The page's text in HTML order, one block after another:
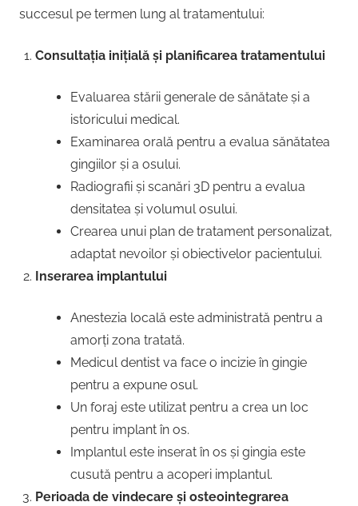
succesul pe termen lung al tratamentului:
Consultația inițială și planificarea tratamentului
Evaluarea stării generale de sănătate și a
istoricului medical.
Examinarea orală pentru a evalua sănătatea
gingiilor și a osului.
Radiografii și scanări 3D pentru a evalua
densitatea și volumul osului.
Crearea unui plan de tratament personalizat,
adaptat nevoilor și obiectivelor pacientului.
Inserarea implantului
Anestezia locală este administrată pentru a
amorți zona tratată.
Medicul dentist va face o incizie în gingie
pentru a expune osul.
Un foraj este utilizat pentru a crea un loc
pentru implant în os.
Implantul este inserat în os și gingia este
cusută pentru a acoperi implantul.
Perioada de vindecare și osteointegrarea